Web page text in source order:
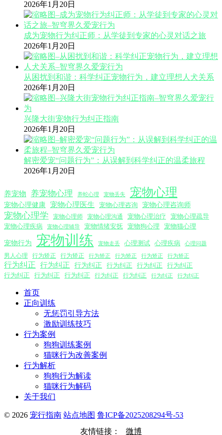
2026年1月20日
成为宠物行为纠正师：从学徒到专家的心灵对话之旅
2026年1月20日
从困扰到和谐：科学纠正宠物行为，建立理想人犬关系
2026年1月20日
兴隆大街宠物行为纠正指南
2026年1月20日
解密爱宠“问题行为”：从误解到科学纠正的温柔旅程
2026年1月20日
养宠物 养宠物心理 养蛇心理 宠物丢失 宠物心理
宠物心理健康 宠物心理医生 宠物心理咨询 宠物心理咨询师
宠物心理学 宠物心理师 宠物心理沟通 宠物心理治疗
宠物心理疏导
宠物心理疾病
宠物心理辅导 宠物情绪安抚 宠物狗心理 宠物猫心理
宠物行为 宠物训练 宠物走丢 心理测试 心理疾病 心理问题
男人心理 行为矫正 行为矫正 行为矫正 行为矫正 行为矫正 行为矫正
行为纠正 行为纠正 行为纠正 行为纠正 行为纠正
行为纠正
行为纠正
行为纠正 行为纠正 行为纠正 行为纠正 行为纠正 行为纠正
首页
正向训练
无惩罚引导方法
激励训练技巧
行为案例
狗狗训练案例
猫咪行为改善案例
行为解析
狗狗行为解读
猫咪行为解码
关于我们
© 2026 宠行指南 站点地图 鲁ICP备2025208294号-53
友情链接：
微博